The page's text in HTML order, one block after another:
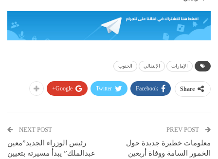
الإمارات الإنتقالي الجنوب
Share
Facebook
Twitter
Google+
معلومات خطيرة جديدة حول
الخمور السامة ووفاة أربعين
NEXT POST
رئيس الوزراء الجديد”معين
عبدالملك” يبدأ مسيرته بتعيين